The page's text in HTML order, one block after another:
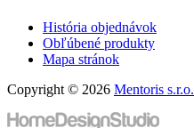
História objednávok
Obľúbené produkty
Mapa stránok
Copyright © 2026 Mentoris s.r.o.